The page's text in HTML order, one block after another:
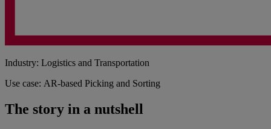
Industry: Logistics and Transportation
Use case: AR-based Picking and Sorting
The story in a nutshell